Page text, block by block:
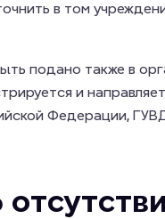
в том
подано также в
и
Федерации,